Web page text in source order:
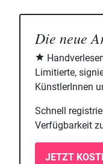
Die neue
Limitierte,
KünstlerInnen
Schnell
Verfügbarkeit
JETZT